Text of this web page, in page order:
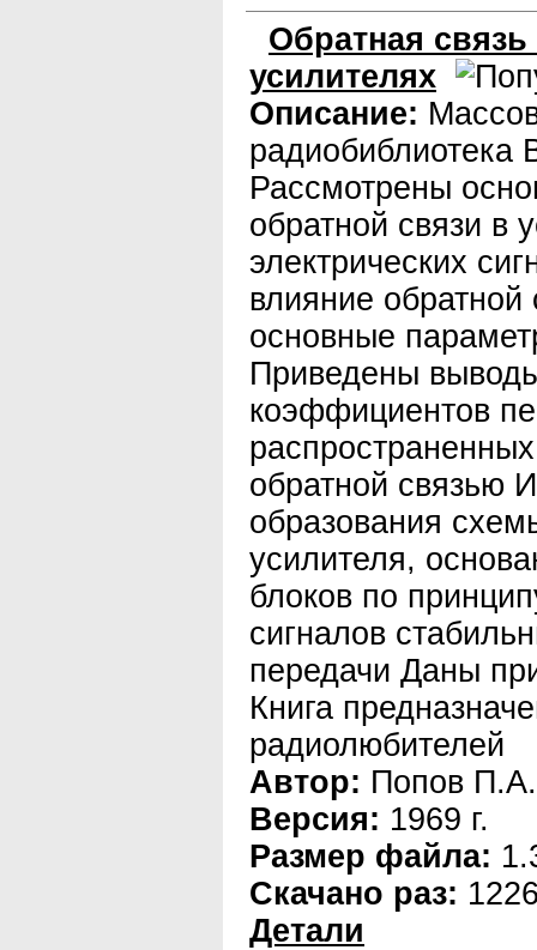
Обратная
усилителях
Описание:
радиобиблиотека
Рассмотрены
обратной связи в
электрических
влияние обратной
основные
Приведены
коэффициентов
обратной связью
образования
усилителя,
блоков по
сигналов
передачи Даны
Книга
радиолюбителей
Автор: Попов П.А.
Версия: 1969 г.
Размер файла:
Скачано раз:
Детали